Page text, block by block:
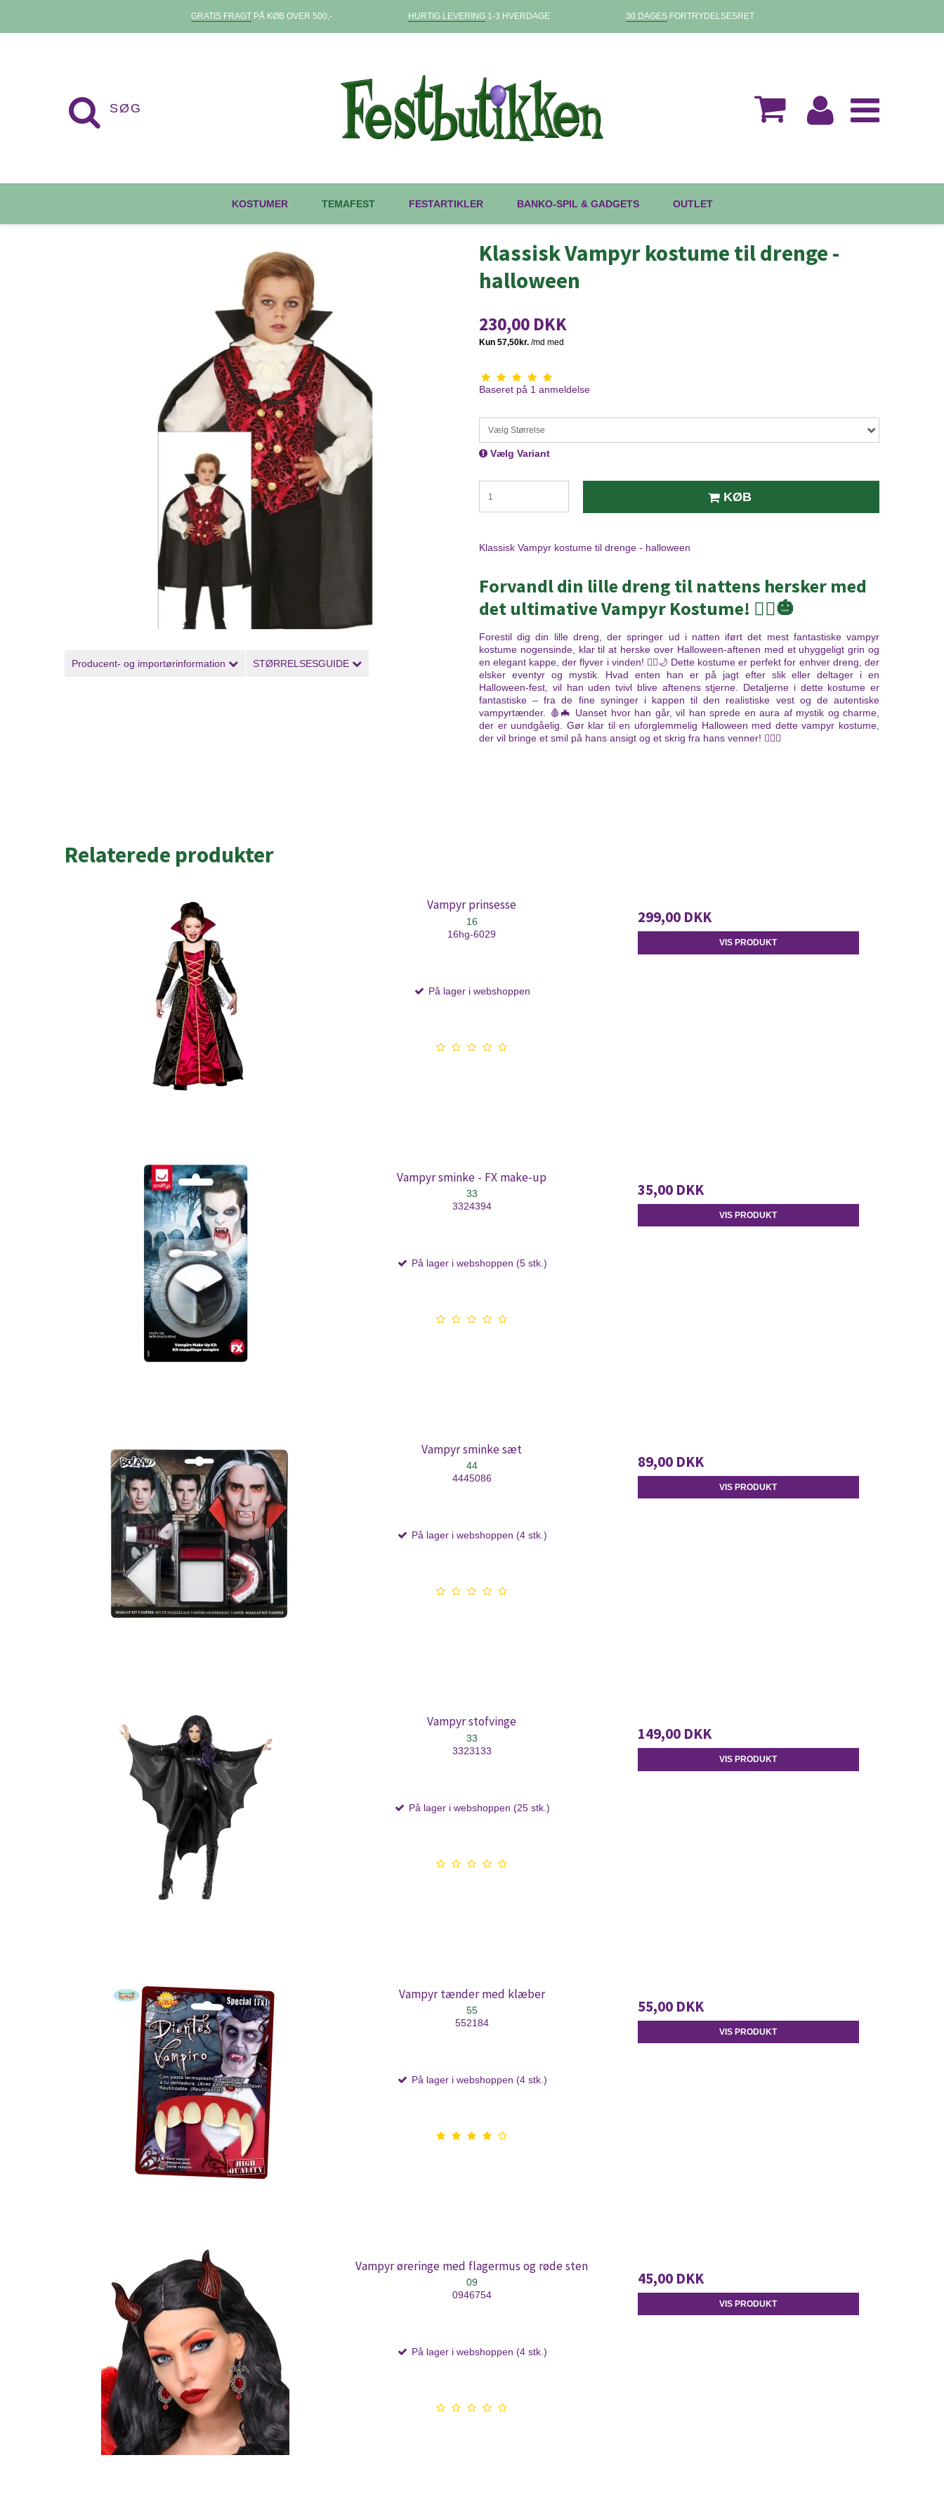
GRATIS FRAGTPÅ KØB OVER 500,- HURTIG LEVERING1-3 HVERDAGE 30 DAGESFORTRYDELSESRET
KOSTUMER TEMAFEST FESTARTIKLER BANKO-SPIL & GADGETS OUTLET
Producent- og importørinformation STØRRELSESGUIDE
Klassisk Vampyr kostume til drenge -
halloween
230,00 DKK
Baseret på 1 anmeldelse
Vælg Størrelse
Vælg Variant
KØB
Klassisk Vampyr kostume til drenge - halloween
Forvandl din lille dreng til nattens hersker med
det ultimative Vampyr Kostume! 🧛‍♂️🎃
Forestil dig din lille dreng, der springer ud i natten iført det mest fantastiske vampyr
kostume nogensinde, klar til at herske over Halloween-aftenen med et uhyggeligt grin og
en elegant kappe, der flyver i vinden! 🧛‍♂️🌙 Dette kostume er perfekt for enhver dreng, der
elsker eventyr og mystik. Hvad enten han er på jagt efter slik eller deltager i en
Halloween-fest, vil han uden tvivl blive aftenens stjerne. Detaljerne i dette kostume er
fantastiske – fra de fine syninger i kappen til den realistiske vest og de autentiske
vampyrtænder. 🩸🦇 Uanset hvor han går, vil han sprede en aura af mystik og charme,
der er uundgåelig. Gør klar til en uforglemmelig Halloween med dette vampyr kostume,
der vil bringe et smil på hans ansigt og et skrig fra hans venner! 🧛‍♂️✨
Relaterede produkter
Vampyr prinsesse
16
16hg-6029
På lager i webshoppen
299,00 DKK
VIS PRODUKT
Vampyr sminke - FX make-up
33
3324394
På lager i webshoppen (5 stk.)
35,00 DKK
VIS PRODUKT
Vampyr sminke sæt
44
4445086
På lager i webshoppen (4 stk.)
89,00 DKK
VIS PRODUKT
Vampyr stofvinge
33
3323133
På lager i webshoppen (25 stk.)
149,00 DKK
VIS PRODUKT
Vampyr tænder med klæber
55
552184
På lager i webshoppen (4 stk.)
55,00 DKK
VIS PRODUKT
Vampyr øreringe med flagermus og røde sten
09
0946754
På lager i webshoppen (4 stk.)
45,00 DKK
VIS PRODUKT